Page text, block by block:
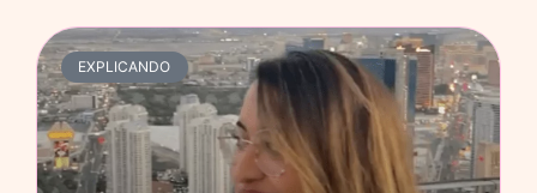
EXPLICANDO